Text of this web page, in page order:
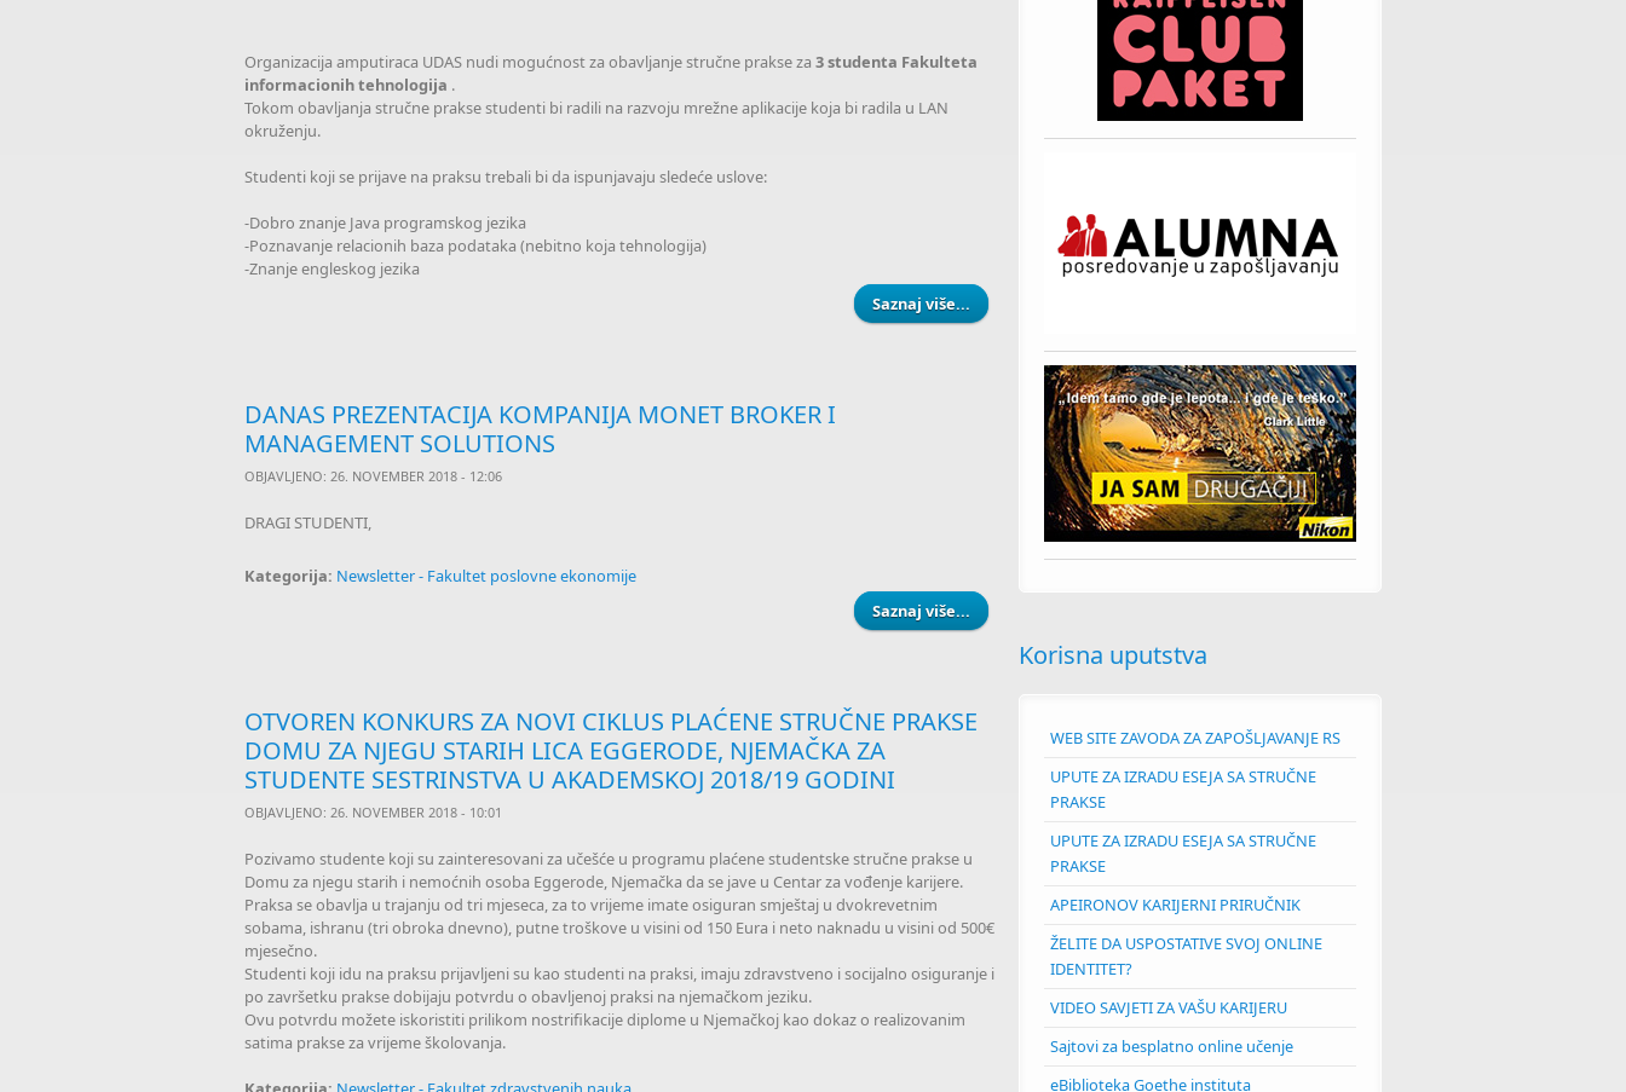
Organizacija amputiraca UDAS nudi mogućnost za obavljanje stručne prakse za 3 studenta Fakulteta
informacionih tehnologija .
Tokom obavljanja stručne prakse studenti bi radili na razvoju mrežne aplikacije koja bi radila u LAN
okruženju.
Studenti koji se prijave na praksu trebali bi da ispunjavaju sledeće uslove:
-Dobro znanje Java programskog jezika
-Poznavanje relacionih baza podataka (nebitno koja tehnologija)
-Znanje engleskog jezika
Saznaj više... about PRAKSA ZA STUDENTE INFORMATIKE - RAZVOJ MREŽNE APLIKACIJE
DANAS PREZENTACIJA KOMPANIJA MONET BROKER I
MANAGEMENT SOLUTIONS
OBJAVLJENO: 26. NOVEMBER 2018 - 12:06
DRAGI STUDENTI,
Kategorija: Newsletter - Fakultet poslovne ekonomije
Saznaj više... about DANAS PREZENTACIJA KOMPANIJA MONET BROKER I MANAGEMENT SOLUTIONS
OTVOREN KONKURS ZA NOVI CIKLUS PLAĆENE STRUČNE PRAKSE
DOMU ZA NJEGU STARIH LICA EGGERODE, NJEMAČKA ZA
STUDENTE SESTRINSTVA U AKADEMSKOJ 2018/19 GODINI
OBJAVLJENO: 26. NOVEMBER 2018 - 10:01
Pozivamo studente koji su zainteresovani za učešće u programu plaćene studentske stručne prakse u
Domu za njegu starih i nemoćnih osoba Eggerode, Njemačka da se jave u Centar za vođenje karijere.
Praksa se obavlja u trajanju od tri mjeseca, za to vrijeme imate osiguran smještaj u dvokrevetnim
sobama, ishranu (tri obroka dnevno), putne troškove u visini od 150 Eura i neto naknadu u visini od 500€
mjesečno.
Studenti koji idu na praksu prijavljeni su kao studenti na praksi, imaju zdravstveno i socijalno osiguranje i
po završetku prakse dobijaju potvrdu o obavljenoj praksi na njemačkom jeziku.
Ovu potvrdu možete iskoristiti prilikom nostrifikacije diplome u Njemačkoj kao dokaz o realizovanim
satima prakse za vrijeme školovanja.
Korisna uputstva
WEB SITE ZAVODA ZA ZAPOŠLJAVANJE RS
UPUTE ZA IZRADU ESEJA SA STRUČNE
PRAKSE
UPUTE ZA IZRADU ESEJA SA STRUČNE
PRAKSE
APEIRONOV KARIJERNI PRIRUČNIK
ŽELITE DA USPOSTATIVE SVOJ ONLINE
IDENTITET?
VIDEO SAVJETI ZA VAŠU KARIJERU
Sajtovi za besplatno online učenje
eBiblioteka Goethe instituta